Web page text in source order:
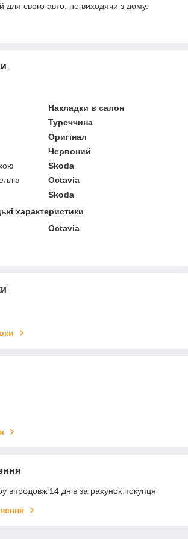
для свого авто, не виходячи з дому.
Накладки в салон
Туреччина
Оригінал
Червоний
Skoda
Octavia
Skoda
характеристики
Octavia
впродовж 14 днів за рахунок покупця